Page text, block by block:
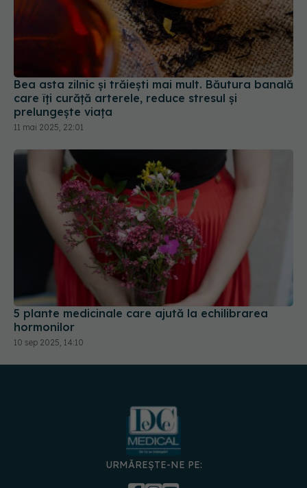
Bea asta zilnic și trăiești mai mult. Băutura banală
care îți curăță arterele, reduce stresul și
prelungește viața
11 mai 2025, 22:01
5 plante medicinale care ajută la echilibrarea
hormonilor
10 sep 2025, 14:10
URMĂREȘTE-NE PE: